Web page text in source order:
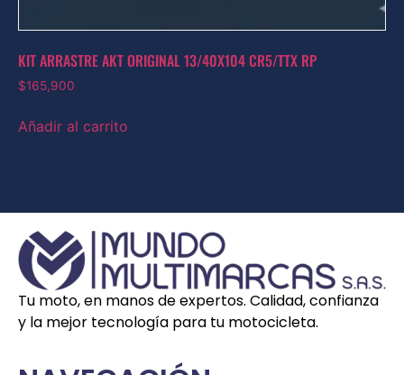
KIT ARRASTRE AKT ORIGINAL 13/40X104 CR5/TTX RP
$165,900
Añadir al carrito
Tu moto, en manos de expertos. Calidad, confianza
y la mejor tecnología para tu motocicleta.